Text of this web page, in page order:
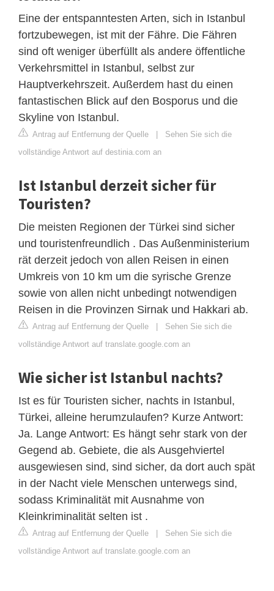
Eine der entspanntesten Arten, sich in Istanbul
fortzubewegen, ist mit der Fähre. Die Fähren
sind oft weniger überfüllt als andere öffentliche
Verkehrsmittel in Istanbul, selbst zur
Hauptverkehrszeit. Außerdem hast du einen
fantastischen Blick auf den Bosporus und die
Skyline von Istanbul.
Antrag auf Entfernung der Quelle | Sehen Sie sich die
vollständige Antwort auf destinia.com an
Ist Istanbul derzeit sicher für
Touristen?
Die meisten Regionen der Türkei sind sicher
und touristenfreundlich . Das Außenministerium
rät derzeit jedoch von allen Reisen in einen
Umkreis von 10 km um die syrische Grenze
sowie von allen nicht unbedingt notwendigen
Reisen in die Provinzen Sirnak und Hakkari ab.
Antrag auf Entfernung der Quelle | Sehen Sie sich die
vollständige Antwort auf translate.google.com an
Wie sicher ist Istanbul nachts?
Ist es für Touristen sicher, nachts in Istanbul,
Türkei, alleine herumzulaufen? Kurze Antwort:
Ja. Lange Antwort: Es hängt sehr stark von der
Gegend ab. Gebiete, die als Ausgehviertel
ausgewiesen sind, sind sicher, da dort auch spät
in der Nacht viele Menschen unterwegs sind,
sodass Kriminalität mit Ausnahme von
Kleinkriminalität selten ist .
Antrag auf Entfernung der Quelle | Sehen Sie sich die
vollständige Antwort auf translate.google.com an